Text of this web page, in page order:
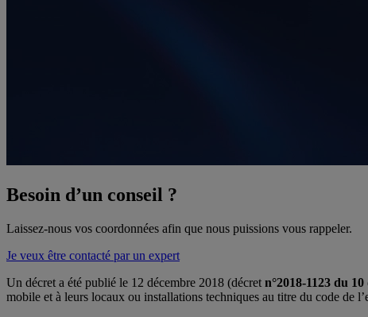
Besoin d’un conseil ?
Laissez-nous vos coordonnées afin que nous puissions vous rappeler.
Je veux être contacté par un expert
Un décret a été publié le 12 décembre 2018 (décret n°2018-1123 du
mobile et à leurs locaux ou installations techniques au titre du code de